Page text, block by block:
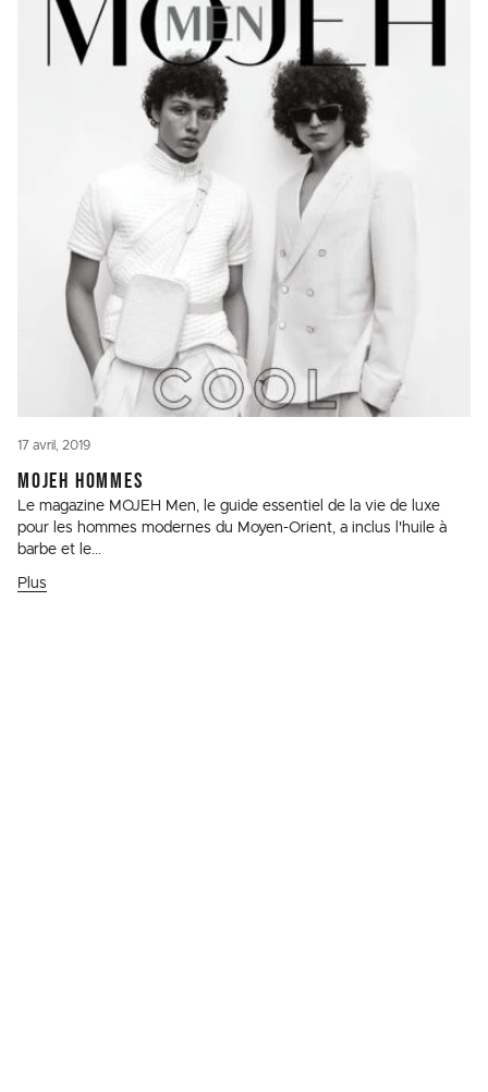
17 avril, 2019
MOJEH HOMMES
Le magazine MOJEH Men, le guide essentiel de la vie de luxe
pour les hommes modernes du Moyen-Orient, a inclus l'huile à
barbe et le...
Plus